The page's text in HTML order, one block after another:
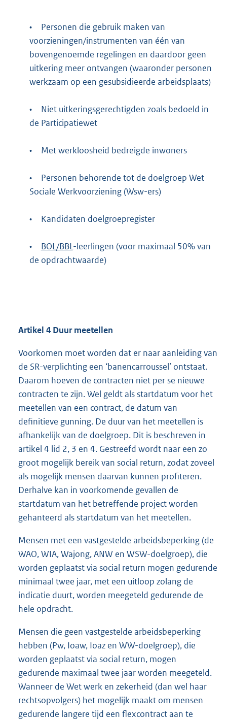
•
Personen die gebruik maken van
voorzieningen/instrumenten van één van
bovengenoemde regelingen en daardoor geen
uitkering meer ontvangen (waaronder personen
werkzaam op een gesubsidieerde arbeidsplaats)
•
Niet uitkeringsgerechtigden zoals bedoeld in
de Participatiewet
• Met werkloosheid bedreigde inwoners
•
Personen behorende tot de doelgroep Wet
Sociale Werkvoorziening (Wsw-ers)
• Kandidaten doelgroepregister
• BOL/BBL-leerlingen (voor maximaal 50% van
de opdrachtwaarde)
Artikel 4 Duur meetellen
Voorkomen moet worden dat er naar aanleiding van
de SR-verplichting een ‘banencarroussel’ ontstaat.
Daarom hoeven de contracten niet per se nieuwe
contracten te zijn. Wel geldt als startdatum voor het
meetellen van een contract, de datum van
definitieve gunning. De duur van het meetellen is
afhankelijk van de doelgroep. Dit is beschreven in
artikel 4 lid 2, 3 en 4. Gestreefd wordt naar een zo
groot mogelijk bereik van social return, zodat zoveel
als mogelijk mensen daarvan kunnen profiteren.
Derhalve kan in voorkomende gevallen de
startdatum van het betreffende project worden
gehanteerd als startdatum van het meetellen.
Mensen met een vastgestelde arbeidsbeperking (de
WAO, WIA, Wajong, ANW en WSW-doelgroep), die
worden geplaatst via social return mogen gedurende
minimaal twee jaar, met een uitloop zolang de
indicatie duurt, worden meegeteld gedurende de
hele opdracht.
Mensen die geen vastgestelde arbeidsbeperking
hebben (Pw, Ioaw, Ioaz en WW-doelgroep), die
worden geplaatst via social return, mogen
gedurende maximaal twee jaar worden meegeteld.
Wanneer de Wet werk en zekerheid (dan wel haar
rechtsopvolgers) het mogelijk maakt om mensen
gedurende langere tijd een flexcontract aan te